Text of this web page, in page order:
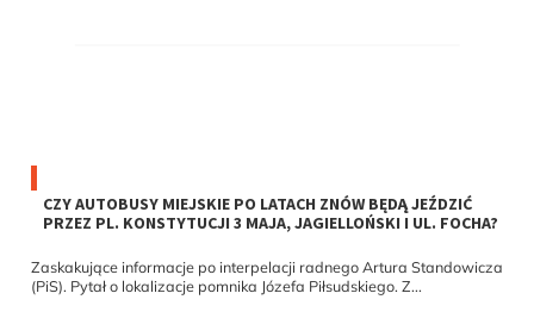
CZY AUTOBUSY MIEJSKIE PO LATACH ZNÓW BĘDĄ JEŹDZIĆ
PRZEZ PL. KONSTYTUCJI 3 MAJA, JAGIELLOŃSKI I UL. FOCHA?
Zaskakujące informacje po interpelacji radnego Artura Standowicza
(PiS). Pytał o lokalizacje pomnika Józefa Piłsudskiego. Z...